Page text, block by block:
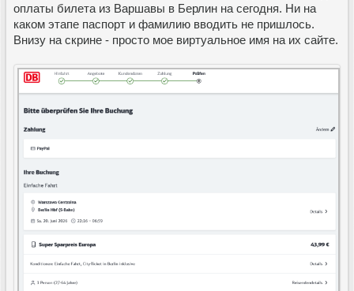
оплаты билета из Варшавы в Берлин на сегодня. Ни на
каком этапе паспорт и фамилию вводить не пришлось.
Внизу на скрине - просто мое виртуальное имя на их сайте.